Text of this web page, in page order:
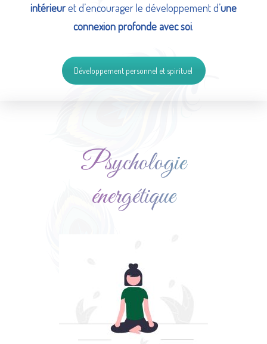
intérieuret d’encourager le développement d’une
connexion profonde avec soi.
Développement personnel et spirituel
Psychologie
énergétique